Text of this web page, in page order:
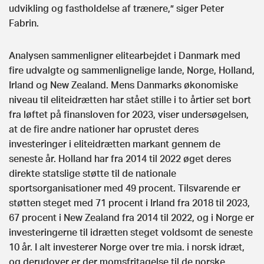
udvikling og fastholdelse af trænere,” siger Peter
Fabrin.
Analysen sammenligner elitearbejdet i Danmark med
fire udvalgte og sammenlignelige lande, Norge, Holland,
Irland og New Zealand. Mens Danmarks økonomiske
niveau til eliteidrætten har stået stille i to årtier set bort
fra løftet på finansloven for 2023, viser undersøgelsen,
at de fire andre nationer har oprustet deres
investeringer i eliteidrætten markant gennem de
seneste år. Holland har fra 2014 til 2022 øget deres
direkte statslige støtte til de nationale
sportsorganisationer med 49 procent. Tilsvarende er
støtten steget med 71 procent i Irland fra 2018 til 2023,
67 procent i New Zealand fra 2014 til 2022, og i Norge er
investeringerne til idrætten steget voldsomt de seneste
10 år. I alt investerer Norge over tre mia. i norsk idræt,
og derudover er der momsfritagelse til de norske